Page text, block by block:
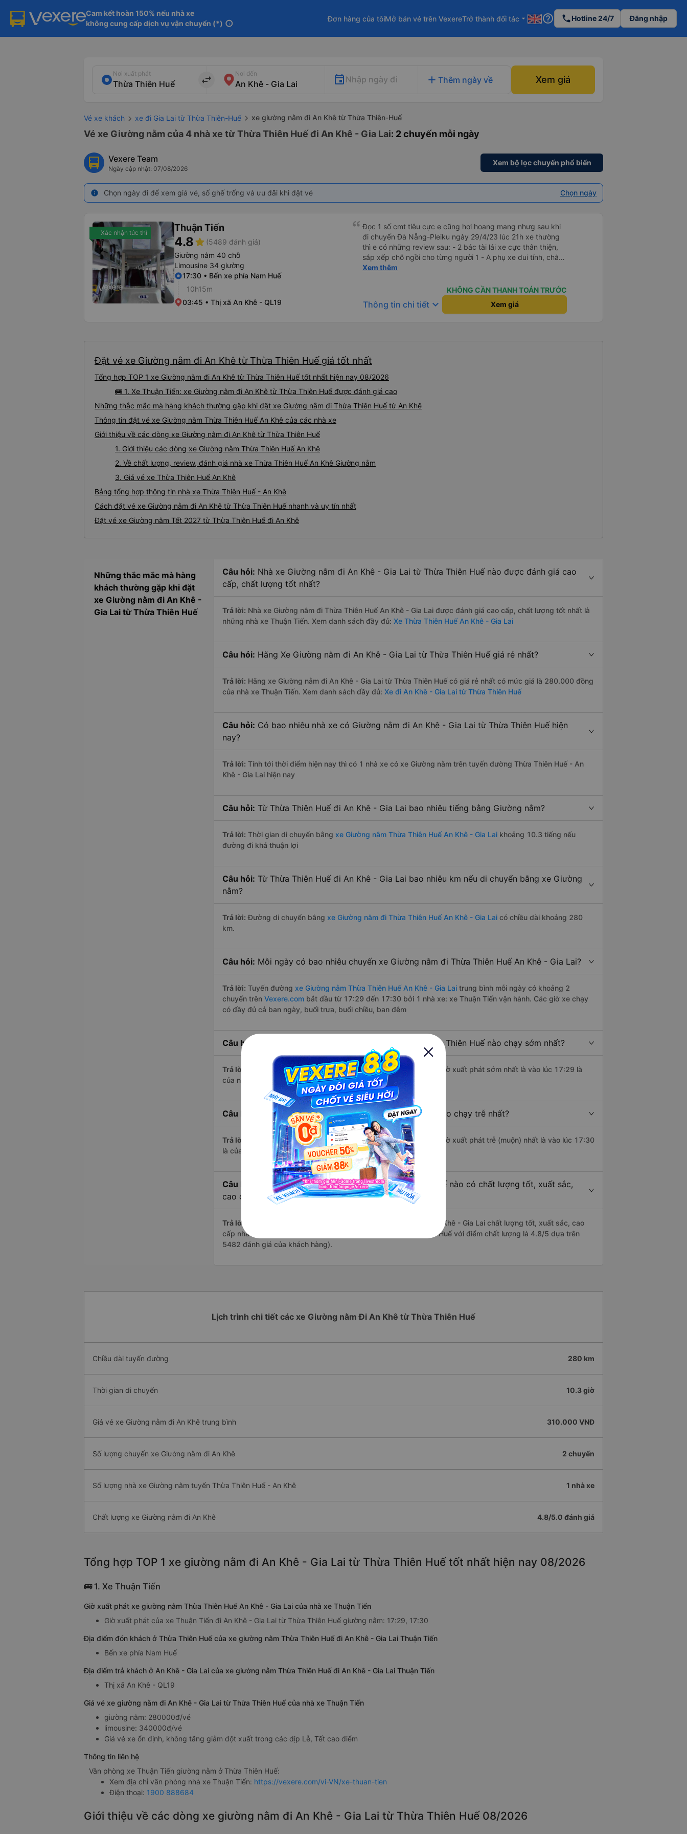
Cam kết hoàn 150% nếu nhà xe
không cung cấp dịch vụ vận chuyển (*) info
Đơn hàng của tôiMở bán vé trên VexereTrở thành đối tác arrow_drop_down help_outline phoneHotline 24/7 Đăng nhập
Nơi xuất phát
import_export
Nơi đến
Nhập ngày đi add Thêm ngày về Xem giá
Vé xe khách xe đi Gia Lai từ Thừa Thiên-Huế xe giường nằm đi An Khê từ Thừa Thiên-Huế
Vé xe Giường nằm của 4 nhà xe từ Thừa Thiên Huế đi An Khê - Gia Lai: 2 chuyến mỗi ngày
Vexere Team
Ngày cập nhật: 07/08/2026
Xem bộ lọc chuyến phổ biến
info Chọn ngày đi để xem giá vé, số ghế trống và ưu đãi khi đặt vé Chọn ngày
Xác nhận tức thì Thuận Tiến
4.8star (5489 đánh giá)
Giường nằm 40 chỗ
Limousine 34 giường
17:30 • Bến xe phía Nam Huế
10h15m
03:45 • Thị xã An Khê - QL19
Đọc 1 số cmt tiêu cực e cũng hơi hoang mang nhưg sau khi
đi chuyến Đà Nẵng-Pleiku ngày 29/4/23 lúc 21h xe thường
thì e có những review sau: - 2 bác tài lái xe cực thân thiện,
sắp xếp chỗ ngồi cho từng người 1 - A phụ xe dui tính, chắc
cùng tần số nên nói câu nào là cười câu đó - Xe xuất bến
nên cũng k đòi hỏi gì nhìu hơn. Nhưng nhìn chug khá ổn, có
dừng lại để đi vệ sinh.
Xem thêm
KHÔNG CẦN THANH TOÁN TRƯỚC
Thông tin chi tiết keyboard_arrow_down Xem giá
Đặt vé xe Giường nằm đi An Khê từ Thừa Thiên Huế giá tốt nhất
Tổng hợp TOP 1 xe Giường nằm đi An Khê từ Thừa Thiên Huế tốt nhất hiện nay 08/2026
🚌 1. Xe Thuận Tiến: xe Giường nằm đi An Khê từ Thừa Thiên Huế được đánh giá cao
Những thắc mắc mà hàng khách thường gặp khi đặt xe Giường nằm đi Thừa Thiên Huế từ An Khê
Thông tin đặt vé xe Giường nằm Thừa Thiên Huế An Khê của các nhà xe
Giới thiệu về các dòng xe Giường nằm đi An Khê từ Thừa Thiên Huế
1. Giới thiệu các dòng xe Giường nằm Thừa Thiên Huế An Khê
2. Về chất lượng, review, đánh giá nhà xe Thừa Thiên Huế An Khê Giường nằm
3. Giá vé xe Thừa Thiên Huế An Khê
Bảng tổng hợp thông tin nhà xe Thừa Thiên Huế - An Khê
Cách đặt vé xe Giường nằm đi An Khê từ Thừa Thiên Huế nhanh và uy tín nhất
Đặt vé xe Giường nằm Tết 2027 từ Thừa Thiên Huế đi An Khê
Những thắc mắc mà hàng
khách thường gặp khi đặt
xe Giường nằm đi An Khê -
Gia Lai từ Thừa Thiên Huế
Câu hỏi: Nhà xe Giường nằm đi An Khê - Gia Lai từ Thừa Thiên Huế nào được đánh giá cao
cấp, chất lượng tốt nhất?
Trả lời: Nhà xe Giường nằm đi Thừa Thiên Huế An Khê - Gia Lai được đánh giá cao cấp, chất lượng tốt nhất là
những nhà xe Thuận Tiến. Xem danh sách đầy đủ: Xe Thừa Thiên Huế An Khê - Gia Lai
Câu hỏi: Hãng Xe Giường nằm đi An Khê - Gia Lai từ Thừa Thiên Huế giá rẻ nhất?
Trả lời: Hãng xe Giường nằm đi An Khê - Gia Lai từ Thừa Thiên Huế có giá rẻ nhất có mức giá là 280.000 đồng
của nhà xe Thuận Tiến. Xem danh sách đầy đủ: Xe đi An Khê - Gia Lai từ Thừa Thiên Huế
Câu hỏi: Có bao nhiêu nhà xe có Giường nằm đi An Khê - Gia Lai từ Thừa Thiên Huế hiện
nay?
Trả lời: Tính tới thời điểm hiện nay thì có 1 nhà xe có xe Giường nằm trên tuyến đường Thừa Thiên Huế - An
Khê - Gia Lai hiện nay
Câu hỏi: Từ Thừa Thiên Huế đi An Khê - Gia Lai bao nhiêu tiếng bằng Giường nằm?
Trả lời: Thời gian di chuyển bằng xe Giường nằm Thừa Thiên Huế An Khê - Gia Lai khoảng 10.3 tiếng nếu
đường đi khá thuận lợi
Câu hỏi: Từ Thừa Thiên Huế đi An Khê - Gia Lai bao nhiêu km nếu di chuyển bằng xe Giường
nằm?
Trả lời: Đường di chuyển bằng xe Giường nằm đi Thừa Thiên Huế An Khê - Gia Lai có chiều dài khoảng 280
km.
Câu hỏi: Mỗi ngày có bao nhiêu chuyến xe Giường nằm đi Thừa Thiên Huế An Khê - Gia Lai?
Trả lời: Tuyến đường xe Giường nằm Thừa Thiên Huế An Khê - Gia Lai trung bình mỗi ngày có khoảng 2
chuyến trên Vexere.com bắt đầu từ 17:29 đến 17:30 bởi 1 nhà xe: xe Thuận Tiến vận hành. Các giờ xe chạy
có đầy đủ cả ban ngày, buổi trưa, buổi chiều, ban đêm
Câu hỏi: Nhà xe Giường nằm đi An Khê - Gia Lai từ Thừa Thiên Huế nào chạy sớm nhất?
Trả lời: Chuyến Giường nằm Thừa Thiên Huế An Khê - Gia Lai
có giờ xuất phát sớm nhất là vào lúc 17:29 là
của nhà xe Thuận Tiến.
Câu hỏi: Nhà xe đi An Khê - Gia Lai từ Thừa Thiên Huế nào chạy trễ nhất?
Trả lời: ChuyếnGiường nằm Thừa Thiên Huế An Khê - Gia Lai
có giờ xuất phát trễ (muộn) nhất là vào lúc 17:30
là của nhà xe Thuận Tiến.
Câu hỏi:
Review xe đi An Khê - Gia Lai từ Thừa Thiên Huế nào có chất lượng tốt, xuất sắc,
cao cấp nhất?
Trả lời:
Những hãng có loại xe Giường nằm đi Thừa Thiên Huế An Khê - Gia Lai chất lượng tốt, xuất sắc, cao
cấp nhất là nhà xe Thuận Tiến đi An Khê - Gia Lai từ Thừa Thiên Huế với điểm chất lượng là 4.8/5 dựa trên
5482 đánh giá của khách hàng).
Lịch trình chi tiết các xe Giường nằm Đi An Khê từ Thừa Thiên Huế
Chiều dài tuyến đường 280 km
Thời gian di chuyển 10.3 giờ
Giá vé xe Giường nằm đi An Khê trung bình 310.000 VNĐ
Số lượng chuyến xe Giường nằm đi An Khê 2 chuyến
Số lượng nhà xe Giường nằm tuyến Thừa Thiên Huế - An Khê 1 nhà xe
Chất lượng xe Giường nằm đi An Khê 4.8/5.0 đánh giá
Tổng hợp TOP 1 xe giường nằm đi An Khê - Gia Lai từ Thừa Thiên Huế tốt nhất hiện nay 08/2026
🚌 1. Xe Thuận Tiến
Giờ xuất phát xe giường nằm Thừa Thiên Huế An Khê - Gia Lai của nhà xe Thuận Tiến
Giờ xuất phát của xe Thuận Tiến đi An Khê - Gia Lai từ Thừa Thiên Huế giường nằm: 17:29, 17:30
Địa điểm đón khách ở Thừa Thiên Huế của xe giường nằm Thừa Thiên Huế đi An Khê - Gia Lai Thuận Tiến
Bến xe phía Nam Huế
Địa điểm trả khách ở An Khê - Gia Lai của xe giường nằm Thừa Thiên Huế đi An Khê - Gia Lai Thuận Tiến
Thị xã An Khê - QL19
Giá vé xe giường nằm đi An Khê - Gia Lai từ Thừa Thiên Huế của nhà xe Thuận Tiến
giường nằm: 280000đ/vé
limousine: 340000đ/vé
Giá vé xe ổn định, không tăng giảm đột xuất trong các dịp Lễ, Tết cao điểm
Thông tin liên hệ
Văn phòng xe Thuận Tiến giường nằm ở Thừa Thiên Huế:
Xem địa chỉ văn phòng nhà xe Thuận Tiến: https://vexere.com/vi-VN/xe-thuan-tien
Điện thoại: 1900 888684
Giới thiệu về các dòng xe giường nằm đi An Khê - Gia Lai từ Thừa Thiên Huế 08/2026